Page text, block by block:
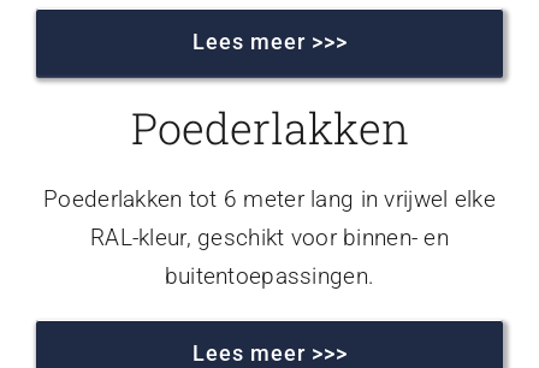
Lees meer >>>
Poederlakken
Poederlakken tot 6 meter lang in vrijwel elke
RAL-kleur, geschikt voor binnen- en
buitentoepassingen.
Lees meer >>>